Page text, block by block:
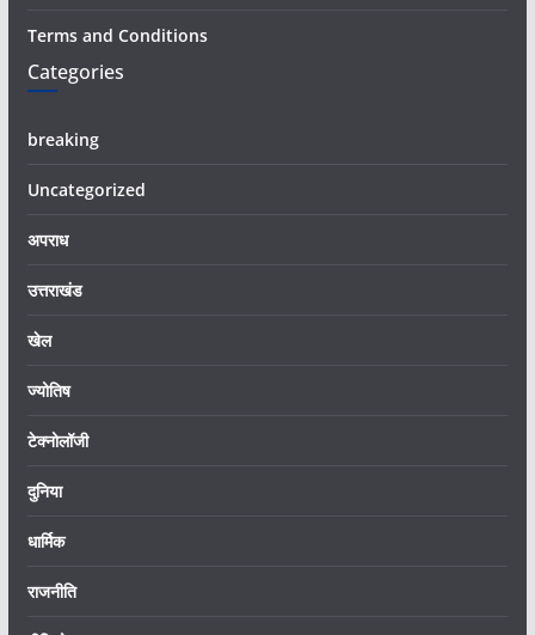
Terms and Conditions
Categories
breaking
Uncategorized
अपराध
उत्तराखंड
खेल
ज्योतिष
टेक्नोलॉजी
दुनिया
धार्मिक
राजनीति